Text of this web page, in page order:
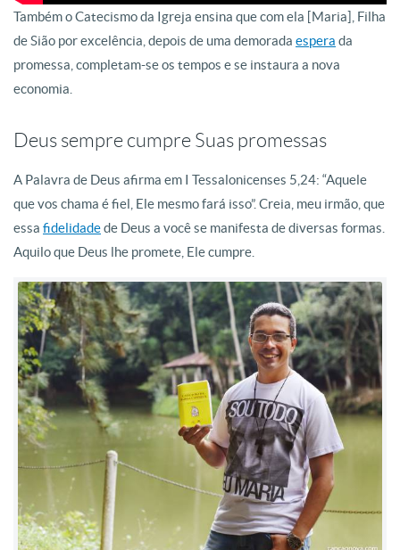
Também o Catecismo da Igreja ensina que com ela [Maria], Filha
de Sião por excelência, depois de uma demorada espera da
promessa, completam-se os tempos e se instaura a nova
economia.
Deus sempre cumpre Suas promessas
A Palavra de Deus afirma em I Tessalonicenses 5,24: “Aquele
que vos chama é fiel, Ele mesmo fará isso”. Creia, meu irmão, que
essa fidelidadede Deus a você se manifesta de diversas formas.
Aquilo que Deus lhe promete, Ele cumpre.